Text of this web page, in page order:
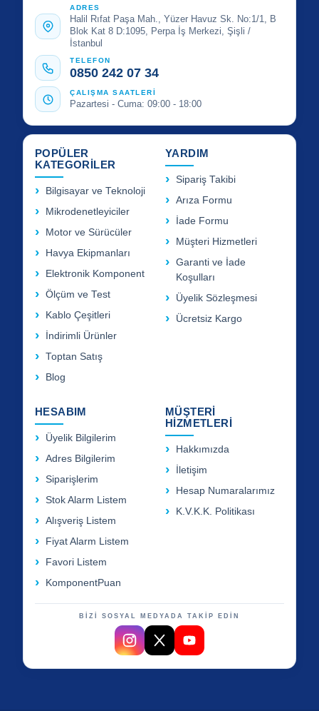
ADRES
Halil Rıfat Paşa Mah., Yüzer Havuz Sk. No:1/1, B
Blok Kat 8 D:1095, Perpa İş Merkezi, Şişli /
İstanbul
TELEFON
0850 242 07 34
ÇALIŞMA SAATLERİ
Pazartesi - Cuma: 09:00 - 18:00
POPÜLER
KATEGORİLER
Bilgisayar ve Teknoloji
Mikrodenetleyiciler
Motor ve Sürücüler
Havya Ekipmanları
Elektronik Komponent
Ölçüm ve Test
Kablo Çeşitleri
İndirimli Ürünler
Toptan Satış
Blog
YARDIM
Sipariş Takibi
Arıza Formu
İade Formu
Müşteri Hizmetleri
Garanti ve İade
Koşulları
Üyelik Sözleşmesi
Ücretsiz Kargo
HESABIM
Üyelik Bilgilerim
Adres Bilgilerim
Siparişlerim
Stok Alarm Listem
Alışveriş Listem
Fiyat Alarm Listem
Favori Listem
KomponentPuan
MÜŞTERİ
HİZMETLERİ
Hakkımızda
İletişim
Hesap Numaralarımız
K.V.K.K. Politikası
BİZİ SOSYAL MEDYADA TAKİP EDİN